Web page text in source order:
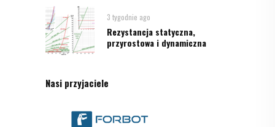
3 tygodnie ago
Rezystancja statyczna,
przyrostowa i dynamiczna
Nasi przyjaciele